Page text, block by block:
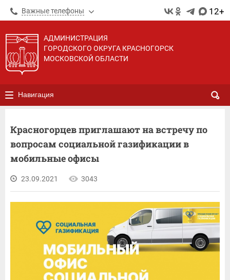
Важные телефоны 12+
АДМИНИСТРАЦИЯ
ГОРОДСКОГО ОКРУГА КРАСНОГОРСК
МОСКОВСКОЙ ОБЛАСТИ
Навигация
Красногорцев приглашают на встречу по
вопросам социальной газификации в
мобильные офисы
23.09.2021 3043